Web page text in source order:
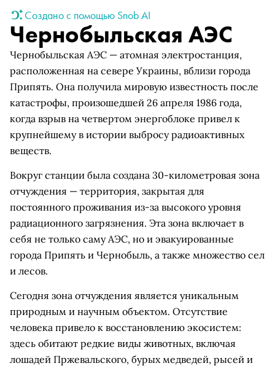
Создано с помощью Snob AI
Чернобыльская АЭС
Чернобыльская АЭС — атомная электростанция,
расположенная на севере Украины, вблизи города
Припять. Она получила мировую известность после
катастрофы, произошедшей 26 апреля 1986 года,
когда взрыв на четвертом энергоблоке привел к
крупнейшему в истории выбросу радиоактивных
веществ.
Вокруг станции была создана 30-километровая зона
отчуждения — территория, закрытая для
постоянного проживания из-за высокого уровня
радиационного загрязнения. Эта зона включает в
себя не только саму АЭС, но и эвакуированные
города Припять и Чернобыль, а также множество сел
и лесов.
Сегодня зона отчуждения является уникальным
природным и научным объектом. Отсутствие
человека привело к восстановлению экосистем:
здесь обитают редкие виды животных, включая
лошадей Пржевальского, бурых медведей, рысей и